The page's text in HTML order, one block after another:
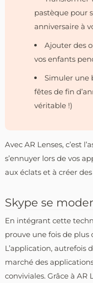
pastèque pour
anniversaire à
Ajouter des
vos enfants
Simuler une
fêtes de fin
véritable !)
Avec AR Lenses, c’est
s’ennuyer lors de vos
aux éclats et à créer
Skype se
En intégrant cette
prouve une fois de plus
L’application, autrefois
marché des
conviviales. Grâce à AR